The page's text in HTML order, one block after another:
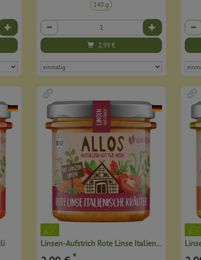
140 g
Anzahl
2,99€
Linsen-Aufstrich Rote Linse Italienische Kräuter
*